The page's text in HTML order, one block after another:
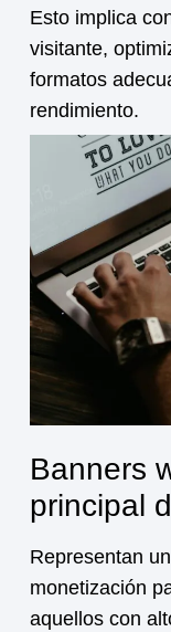
Esto implica
visitante,
formatos
rendimiento.
Banners
principal
Representan
monetización
aquellos con